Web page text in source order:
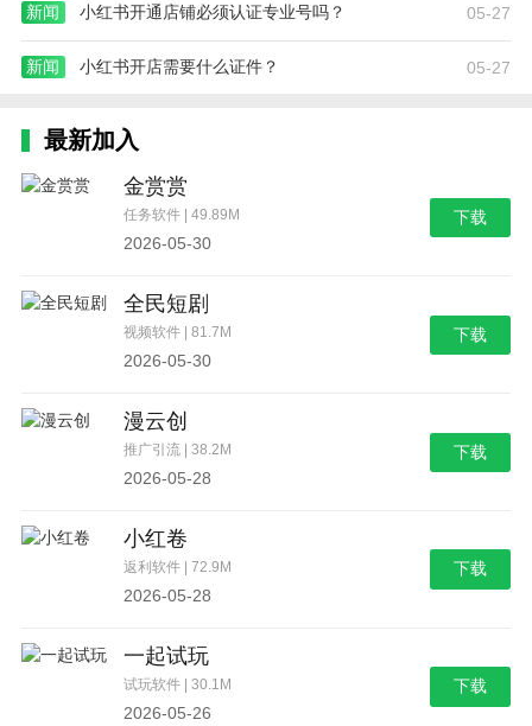
新闻 小红书开通店铺必须认证专业号吗？ 05-27
新闻 小红书开店需要什么证件？ 05-27
最新加入
金赏赏
任务软件 | 49.89M
2026-05-30
下载
全民短剧
视频软件 | 81.7M
2026-05-30
下载
漫云创
推广引流 | 38.2M
2026-05-28
下载
小红卷
返利软件 | 72.9M
2026-05-28
下载
一起试玩
试玩软件 | 30.1M
2026-05-26
下载